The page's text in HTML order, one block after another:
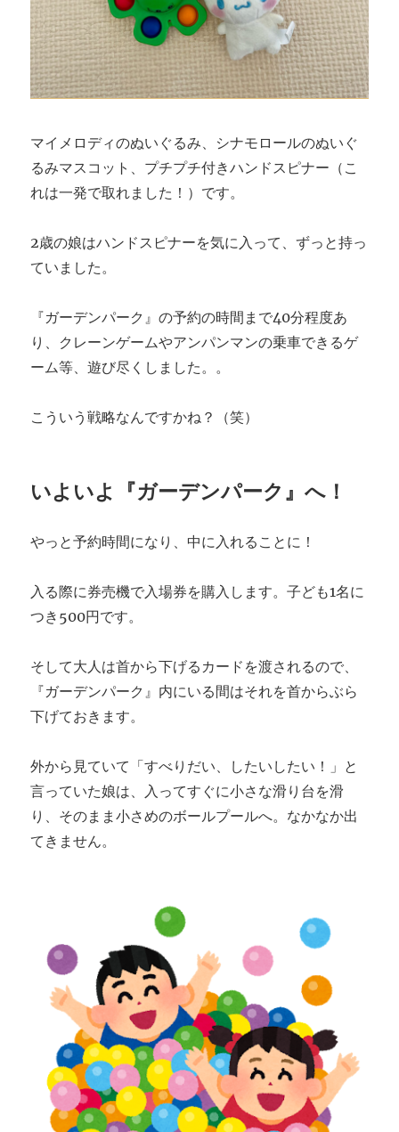
マイメロディのぬいぐるみ、シナモロールのぬいぐ
るみマスコット、プチプチ付きハンドスピナー（こ
れは一発で取れました！）です。
2歳の娘はハンドスピナーを気に入って、ずっと持っ
ていました。
『ガーデンパーク』の予約の時間まで40分程度あ
り、クレーンゲームやアンパンマンの乗車できるゲ
ーム等、遊び尽くしました。。
こういう戦略なんですかね？（笑）
いよいよ『ガーデンパーク』へ！
やっと予約時間になり、中に入れることに！
入る際に券売機で入場券を購入します。子ども1名に
つき500円です。
そして大人は首から下げるカードを渡されるので、
『ガーデンパーク』内にいる間はそれを首からぶら
下げておきます。
外から見ていて「すべりだい、したいしたい！」と
言っていた娘は、入ってすぐに小さな滑り台を滑
り、そのまま小さめのボールプールへ。なかなか出
てきません。